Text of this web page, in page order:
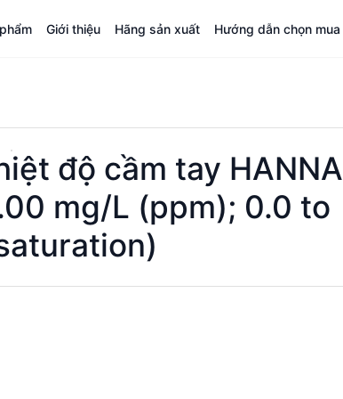
Giới thiệu Hãng sản xuất Hướng dẫn chọn mua
độ cầm tay HANNA
mg/L (ppm); 0.0 to